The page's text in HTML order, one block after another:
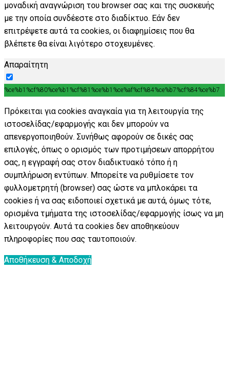
μοναδική αναγνώριση του browser σας και της συσκευής
με την οποία συνδέεστε στο διαδίκτυο. Εάν δεν
επιτρέψετε αυτά τα cookies, οι διαφημίσεις που θα
βλέπετε θα είναι λιγότερο στοχευμένες.
Απαραίτητη
%ce%b1%cf%80%ce%b1%cf%81%ce%b1%ce%af%cf%84%ce%b7%cf%84%ce%b7
Πρόκειται για cookies αναγκαία για τη λειτουργία της
ιστοσελίδας/εφαρμογής και δεν μπορούν να
απενεργοποιηθούν. Συνήθως αφορούν σε δικές σας
επιλογές, όπως ο ορισμός των προτιμήσεων απορρήτου
σας, η εγγραφή σας στον διαδικτυακό τόπο ή η
συμπλήρωση εντύπων. Μπορείτε να ρυθμίσετε τον
φυλλομετρητή (browser) σας ώστε να μπλοκάρει τα
cookies ή να σας ειδοποιεί σχετικά με αυτά, όμως τότε,
ορισμένα τμήματα της ιστοσελίδας/εφαρμογής ίσως να μη
λειτουργούν. Αυτά τα cookies δεν αποθηκεύουν
πληροφορίες που σας ταυτοποιούν.
Αποθήκευση & Αποδοχή